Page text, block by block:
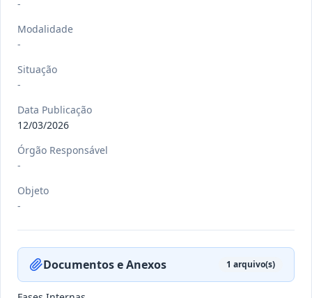
-
-/- PORT nº 032 GB/2026
-
Modalidade
-
Situação
-
Data Publicação
12/03/2026
Órgão Responsável
-
Objeto
-
Documentos e Anexos 1 arquivo(s)